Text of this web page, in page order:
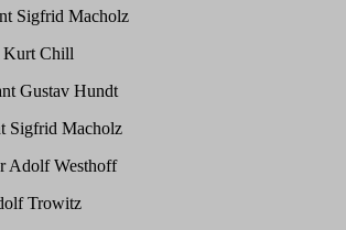
Sigfrid Macholz
Kurt Chill
Gustav Hundt
Sigfrid Macholz
Adolf Westhoff
Trowitz